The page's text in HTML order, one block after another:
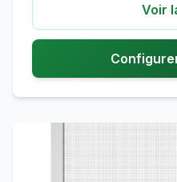
Voir